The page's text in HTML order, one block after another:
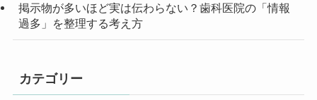
掲示物が多いほど実は伝わらない？歯科医院の「情報
過多」を整理する考え方
カテゴリー